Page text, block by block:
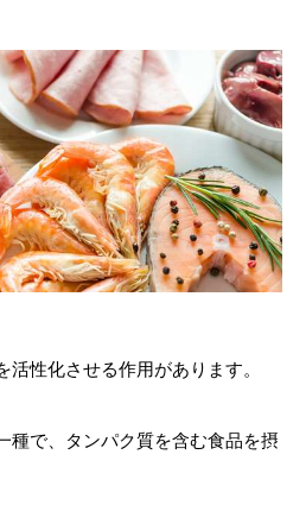
性化させる作用があります。
種で、タンパク質を含む食品を摂